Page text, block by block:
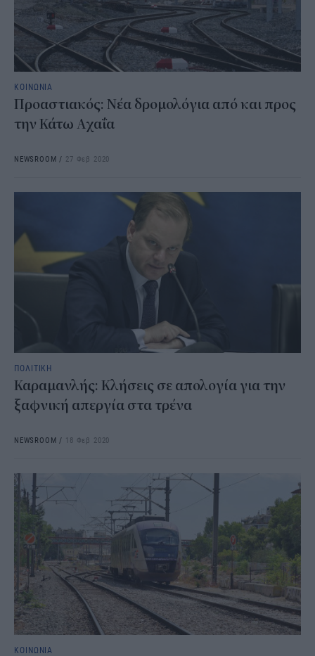
ΚΟΙΝΩΝΙΑ
Προαστιακός: Νέα δρομολόγια από και προς
την Κάτω Αχαΐα
NEWSROOM / 27 Φεβ 2020
ΠΟΛΙΤΙΚΗ
Καραμανλής: Κλήσεις σε απολογία για την
ξαφνική απεργία στα τρένα
NEWSROOM / 18 Φεβ 2020
ΚΟΙΝΩΝΙΑ